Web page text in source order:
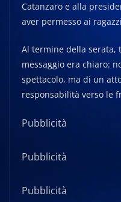
Catanzaro e alla
aver permesso ai
Al termine della serata,
messaggio era chiaro:
spettacolo, ma di un
responsabilità verso le
Pubblicità
Pubblicità
Pubblicità